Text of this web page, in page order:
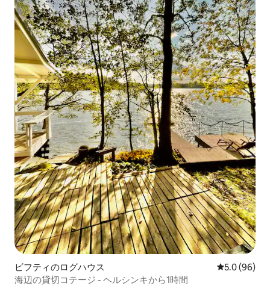
ビフティのログハウス レビュー96
5.0 (96)
海辺の貸切コテージ - ヘルシンキから1時間